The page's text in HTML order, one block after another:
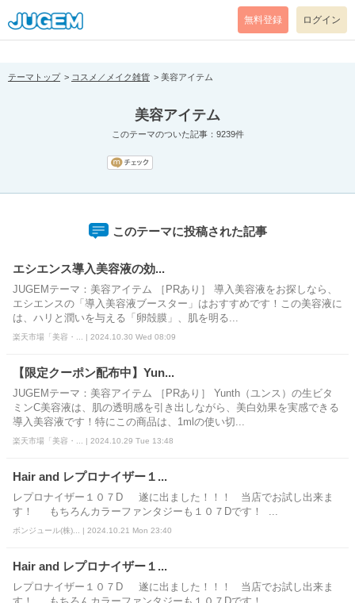
[pear_error: message="Success" code=0 mode=return level=notice
prefix="" info=""]
無料登録 ログイン
テーマトップ コスメ／メイク雑貨 美容アイテム
美容アイテム
このテーマのついた記事：9239件
このテーマに投稿された記事
エシエンス導入美容液の効...
JUGEMテーマ：美容アイテム ［PRあり］ 導入美容液をお探しなら、
エシエンスの「導入美容液ブースター」はおすすめです！この美容液に
は、ハリと潤いを与える「卵殻膜」、肌を明る...
楽天市場「美容・... | 2024.10.30 Wed 08:09
【限定クーポン配布中】Yun...
JUGEMテーマ：美容アイテム ［PRあり］ Yunth（ユンス）の生ビタ
ミンC美容液は、肌の透明感を引き出しながら、美白効果を実感できる
導入美容液です！特にこの商品は、1mlの使い切...
楽天市場「美容・... | 2024.10.29 Tue 13:48
Hair and レプロナイザー１...
レプロナイザー１０７D 遂に出ました！！！ 当店でお試し出来ま
す！ もちろんカラーファンタジーも１０７Dです！ ...
ボンジュール(株)... | 2024.10.21 Mon 23:40
Hair and レプロナイザー１...
レプロナイザー１０７D 遂に出ました！！！ 当店でお試し出来ま